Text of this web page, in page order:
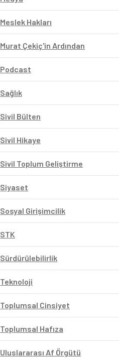
Meslek Hakları
Murat Çekiç'in Ardından
Podcast
Sağlık
Sivil Bülten
Sivil Hikaye
Sivil Toplum Geliştirme
Siyaset
Sosyal Girişimcilik
STK
Sürdürülebilirlik
Teknoloji
Toplumsal Cinsiyet
Toplumsal Hafıza
Uluslararası Af Örgütü